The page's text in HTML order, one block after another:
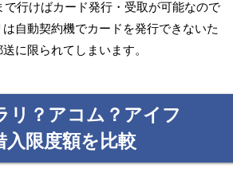
で行けばカード発行・受取が可能なので
自動契約機でカードを発行できないた
に限られてしまいます。
リ？ アコム？アイフ
入限度額を比較